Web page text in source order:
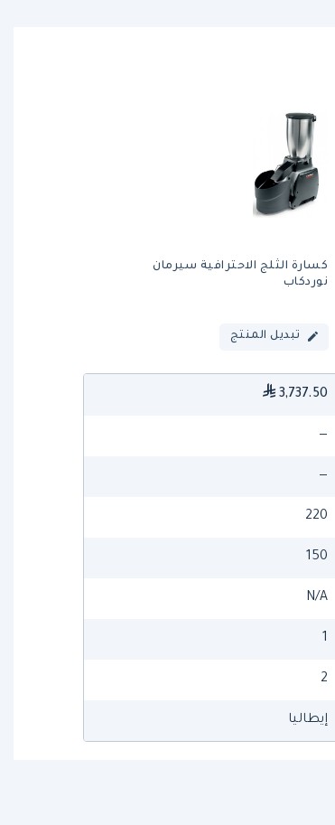
كسارة الثلج الاحترافية سيرمان
نوردكاب
تبديل المنتج
3,737.50
—
—
220
150
N/A
1
2
إيطاليا